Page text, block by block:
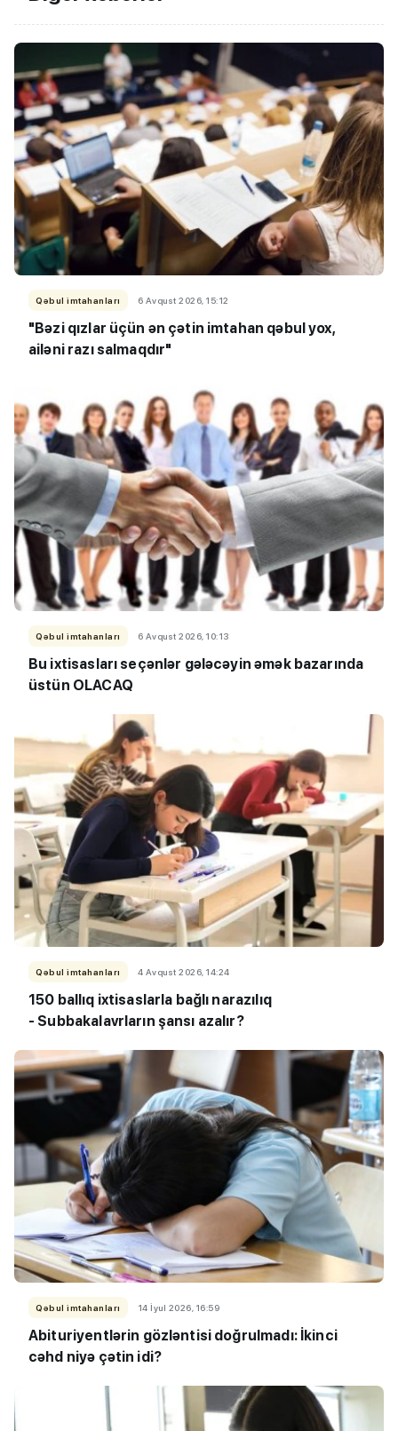
Qəbul imtahanları 6 Avqust 2026, 15:12
"Bəzi qızlar üçün ən çətin imtahan qəbul yox,
ailəni razı salmaqdır"
Qəbul imtahanları 6 Avqust 2026, 10:13
Bu ixtisasları seçənlər gələcəyin əmək bazarında
üstün OLACAQ
Qəbul imtahanları 4 Avqust 2026, 14:24
150 ballıq ixtisaslarla bağlı narazılıq
- Subbakalavrların şansı azalır?
Qəbul imtahanları 14 İyul 2026, 16:59
Abituriyentlərin gözləntisi doğrulmadı: İkinci
cəhd niyə çətin idi?